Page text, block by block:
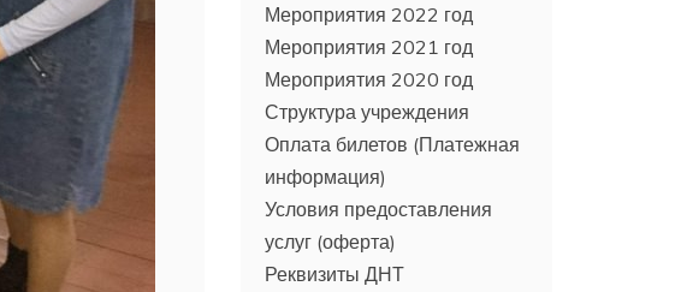
Мероприятия 2022 год
Мероприятия 2021 год
Мероприятия 2020 год
Структура учреждения
Оплата билетов (Платежная
информация)
Условия предоставления
услуг (оферта)
Реквизиты ДНТ